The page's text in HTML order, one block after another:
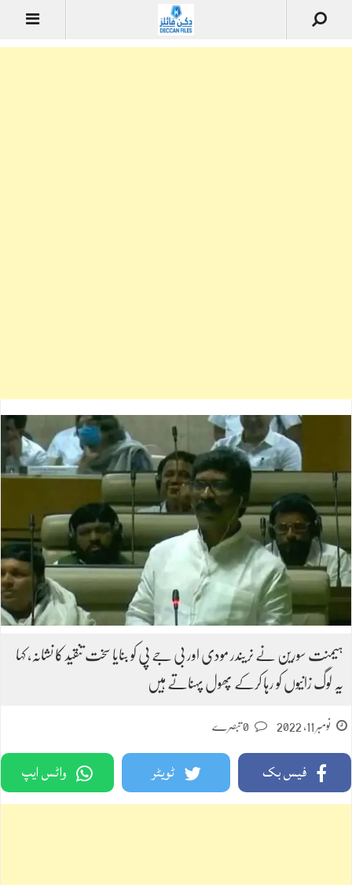
ہیمنت سورین نے نریندر مودی اور بی جے پی کو بنایا سخت تنقید کا نشانہ، کہا
یہ لوگ زانیوں کو رہا کرکے پھول پہناتے ہیں
نومبر 11, 2022
فیس بک ٹویٹر واٹس ایپ